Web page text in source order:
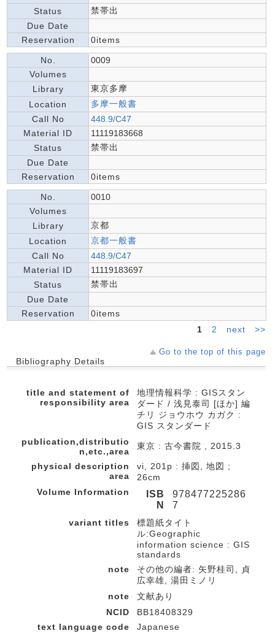
Status
禁帯出
Due Date
Reservation
0items
No.
0009
Volumes
Library
東京多摩
Location
多摩一般書
Call No
448.9/C47
Material ID
11119183668
Status
禁帯出
Due Date
Reservation
0items
No.
0010
Volumes
Library
京都
Location
京都一般書
Call No
448.9/C47
Material ID
11119183697
Status
禁帯出
Due Date
Reservation
0items
1
2 next >>
Go to the top of this page
Bibliography Details
title and statement of
responsibility area
地理情報科学 : GISスタン
ダード / 浅見泰司 [ほか] 編
チリ ジョウホウ カガク :
GIS スタンダード
publication,distributio
n,etc.,area
東京 : 古今書院 , 2015.3
physical description
area
vi, 201p : 挿図, 地図 ;
26cm
Volume Information
ISB
N
978477225286
7
variant titles
標題紙タイト
ル:Geographic
information science : GIS
standards
note
その他の編者: 矢野桂司, 貞
広幸雄, 湯田ミノリ
note
文献あり
NCID
BB18408329
text language code
Japanese